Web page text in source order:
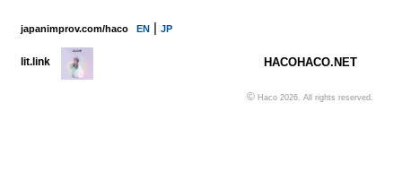
japanimprov.com/haco EN | JP
© Haco 2026. All rights reserved.
HACOHACO.NET
lit.link